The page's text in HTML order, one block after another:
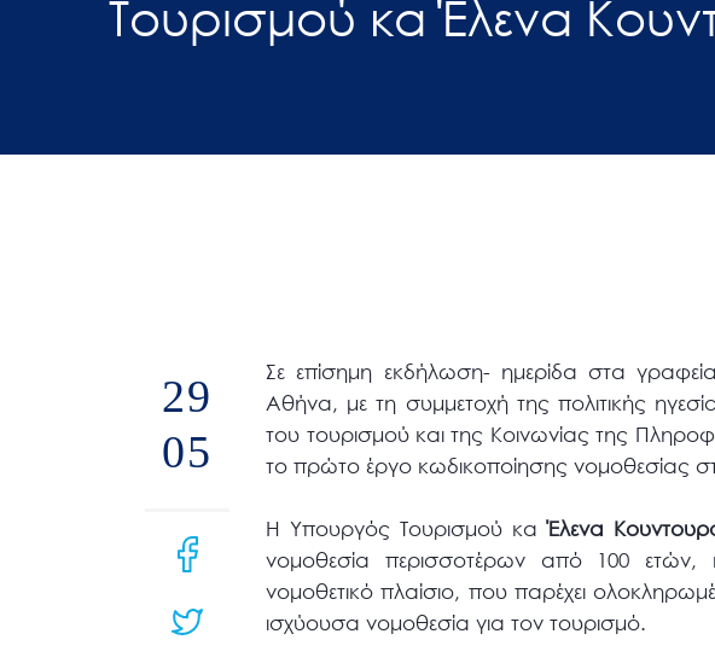
που
Τουρισμού κα Έλενα
29
05
Σε επίσημη εκδήλωση- ημερίδα στα
Αθήνα, με τη συμμετοχή της πολιτικής
του τουρισμού και της Κοινωνίας της
το πρώτο έργο κωδικοποίησης νομοθεσίας
Η Υπουργός Τουρισμού καΈλενα
νομοθεσία περισσοτέρων από 100 ετών,
νομοθετικό πλαίσιο, που παρέχει
ισχύουσα νομοθεσία για τον τουρισμό.